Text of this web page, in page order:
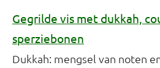
Gegrilde vis met dukkah,
sperziebonen
Dukkah: mengsel van noten